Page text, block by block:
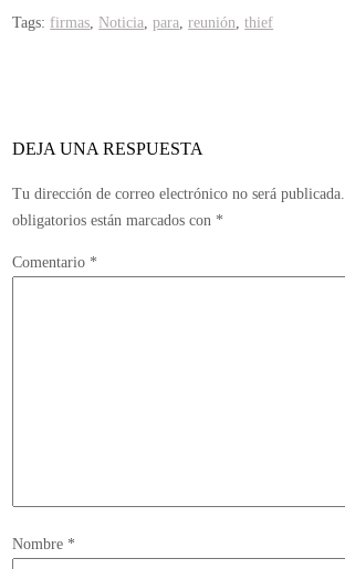
el
el
papel
Garrett
Tags: firmas, Noticia,para,reunión,thief
DEJA UNA RESPUESTA
Tu dirección de correo electrónico no será publicada.
obligatorios están marcados con *
Comentario *
Nombre *